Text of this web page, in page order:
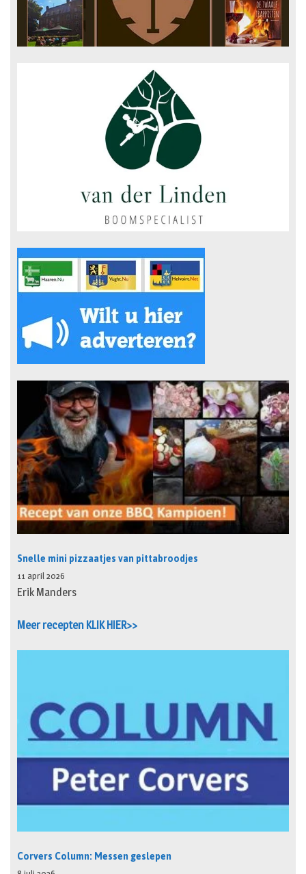
Snelle mini pizzaatjes van pittabroodjes
11 april 2026
Erik Manders
Meer recepten KLIK HIER>>
Corvers Column: Messen geslepen